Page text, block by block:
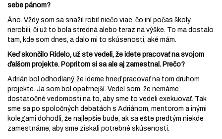
sebe pánom?
Áno. Vždy som sa snažil robiť niečo viac, čo iní počas školy
nerobili, či už to bola stredná alebo teraz na výške. To ma dostalo
tam, kde som dnes, a dalo mi to skúsenosti, aké mám.
Keď skončilo Ridelo, už ste vedeli, že idete pracovať na svojom
ďalšom projekte. Popritom si sa ale aj zamestnal. Prečo?
Adrián bol odhodlaný, že ideme hneď pracovať na tom druhom
projekte. Ja som bol opatrnejší. Vedel som, že nemáme
dostatočné vedomosti na to, aby sme to vedeli exekuovať. Tak
sme sa po spoločných debatách s Adriánom, mentorom a inými
kolegami dohodli, že najlepšie bude, ak sa ešte predtým niekde
zamestnáme, aby sme získali potrebné skúsenosti.